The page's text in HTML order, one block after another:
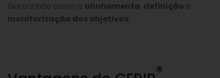
Garantindo assim o alinhamento, definição e
monitorização dos objetivos.
®